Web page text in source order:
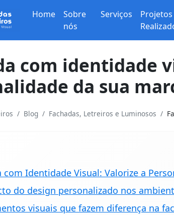
Home
Sobre
nós
Serviços
Projetos
com identidade
da sua
Blog Fachadas, Letreiros e Luminosos
com Identidade Visual: Valorize a
do design personalizado nos
visuais que fazem diferença na